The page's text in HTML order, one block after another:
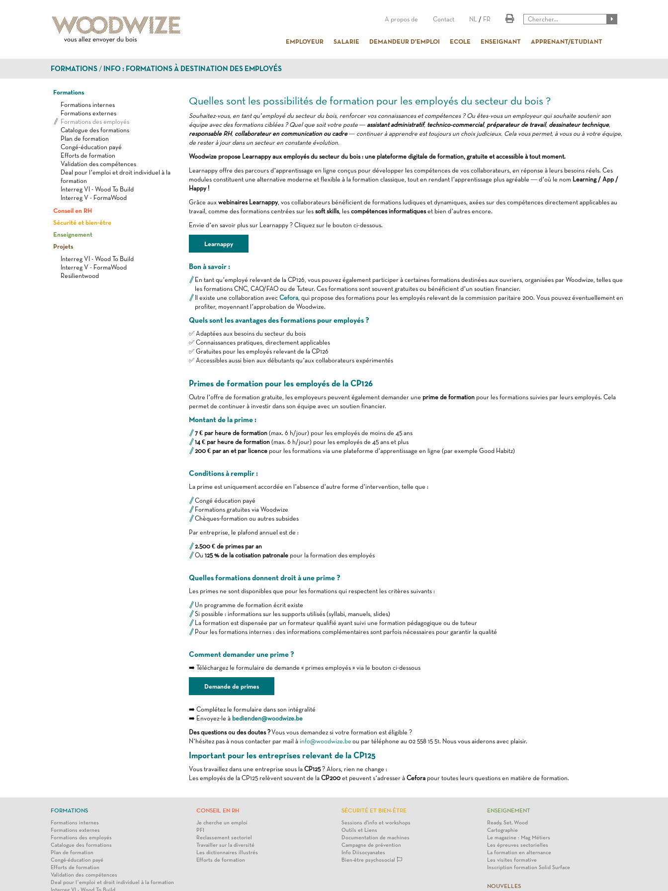
A propos de Contact NL / FR
EMPLOYEUR SALARIE DEMANDEUR D'EMPLOI ECOLE ENSEIGNANT APPRENANT/ETUDIANT
FORMATIONS INFO : FORMATIONS À DESTINATION DES EMPLOYÉS
Formations
Formations internes
Formations externes
Formations des employés
Catalogue des formations
Plan de formation
Congé-éducation payé
Efforts de formation
Validation des compétences
Deal pour l’emploi et droit individuel à la
formation
Interreg VI - Wood To Build
Interreg V - FormaWood
Conseil en RH
Sécurité et bien-être
Enseignement
Projets
Interreg VI - Wood To Build
Interreg V - FormaWood
Resilientwood
Quelles sont les possibilités de formation pour les employés du secteur du bois ?
Souhaitez-vous, en tant qu’employé du secteur du bois, renforcer vos connaissances et compétences ? Ou êtes-vous un employeur qui souhaite soutenir son
équipe avec des formations ciblées ? Quel que soit votre poste — assistant administratif, technico-commercial, préparateur de travail, dessinateur technique,
responsable RH, collaborateur en communication ou cadre— continuer à apprendre est toujours un choix judicieux. Cela vous permet, à vous ou à votre équipe,
de rester à jour dans un secteur en constante évolution.
Woodwize propose Learnappy aux employés du secteur du bois : une plateforme digitale de formation, gratuite et accessible à tout moment.
Learnappy offre des parcours d’apprentissage en ligne conçus pour développer les compétences de vos collaborateurs, en réponse à leurs besoins réels. Ces
modules constituent une alternative moderne et flexible à la formation classique, tout en rendant l’apprentissage plus agréable — d’où le nom Learning / App /
Happy !
Grâce aux webinaires Learnappy, vos collaborateurs bénéficient de formations ludiques et dynamiques, axées sur des compétences directement applicables au
travail, comme des formations centrées sur les soft skills, les compétences informatiqueset bien d’autres encore.
Envie d’en savoir plus sur Learnappy ? Cliquez sur le bouton ci-dessous.
Learnappy
Bon à savoir :
En tant qu’employé relevant de la CP126, vous pouvez également participer à certaines formations destinées aux ouvriers, organisées par Woodwize, telles que
les formations CNC, CAO/FAO ou de Tuteur. Ces formations sont souvent gratuites ou bénéficient d’un soutien financier.
Il existe une collaboration avec Cefora, qui propose des formations pour les employés relevant de la commission paritaire 200. Vous pouvez éventuellement en
profiter, moyennant l’approbation de Woodwize.
Quels sont les avantages des formations pour employés ?
✅ Adaptées aux besoins du secteur du bois
✅ Connaissances pratiques, directement applicables
✅ Gratuites pour les employés relevant de la CP126
✅ Accessibles aussi bien aux débutants qu’aux collaborateurs expérimentés
Primes de formation pour les employés de la CP126
Outre l’offre de formation gratuite, les employeurs peuvent également demander une prime de formationpour les formations suivies par leurs employés. Cela
permet de continuer à investir dans son équipe avec un soutien financier.
Montant de la prime :
7 € par heure de formation(max. 6 h/jour) pour les employés de moins de 45 ans
14 € par heure de formation(max. 6 h/jour) pour les employés de 45 ans et plus
200 € par an et par licencepour les formations via une plateforme d’apprentissage en ligne (par exemple Good Habitz)
Conditions à remplir :
La prime est uniquement accordée en l’absence d’autre forme d’intervention, telle que :
Congé éducation payé
Formations gratuites via Woodwize
Chèques-formation ou autres subsides
Par entreprise, le plafond annuel est de :
2.500 € de primes par an
Ou 125 % de la cotisation patronalepour la formation des employés
Quelles formations donnent droit à une prime ?
Les primes ne sont disponibles que pour les formations qui respectent les critères suivants :
Un programme de formation écrit existe
Si possible : informations sur les supports utilisés (syllabi, manuels, slides)
La formation est dispensée par un formateur qualifié ayant suivi une formation pédagogique ou de tuteur
Pour les formations internes : des informations complémentaires sont parfois nécessaires pour garantir la qualité
Comment demander une prime ?
➡️ Téléchargez le formulaire de demande « primes employés » via le bouton ci-dessous
Demande de primes
➡️ Complétez le formulaire dans son intégralité
➡️ Envoyez-le à bedienden@woodwize.be
Des questions ou des doutes ?Vous vous demandez si votre formation est éligible ?
N’hésitez pas à nous contacter par mail à info@woodwize.be ou par téléphone au 02 558 15 51. Nous vous aiderons avec plaisir.
Important pour les entreprises relevant de la CP125
Vous travaillez dans une entreprise sous la CP125? Alors, rien ne change :
Les employés de la CP125 relèvent souvent de la CP200et peuvent s’adresser à Ceforapour toutes leurs questions en matière de formation.
FORMATIONS
Formations internes
Formations externes
Formations des employés
Catalogue des formations
Plan de formation
Congé-éducation payé
Efforts de formation
Validation des compétences
Deal pour l’emploi et droit individuel à la formation
CONSEIL EN RH
Je cherche un emploi
PFI
Reclassement sectoriel
Travailler sur la diversité
Les dictionnaires illustrés
Efforts de formation
SÉCURITÉ ET BIEN-ÊTRE
Sessions d'info et workshops
Outils et Liens
Documentation de machines
Campagne de prévention
Info Diisocyanates
Bien-être psychosocial
ENSEIGNEMENT
Ready, Set, Wood
Cartographie
Le magazine : Mag Métiers
Les épreuves sectorielles
La formation en alternance
Les visites formative
Inscription formation Solid Surface
NOUVELLES